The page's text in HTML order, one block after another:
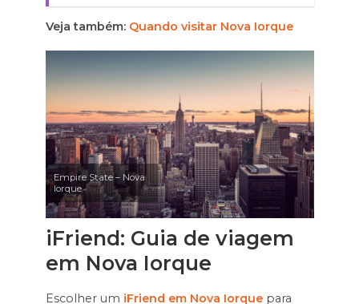
Veja também: Quando visitar Nova Iorque
Empire State – Nova
Iorque
iFriend: Guia de viagem
em Nova Iorque
Escolher um iFriend em Nova Iorque para